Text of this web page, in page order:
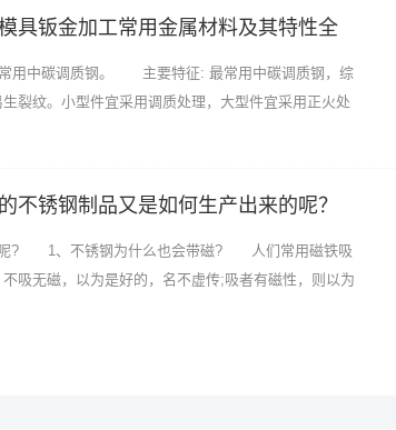
具钣金加工常用金属材料及其特性全
中碳调质钢。 主要特征: 最常用中碳调质钢，综
裂纹。小型件宜采用调质处理，大型件宜采用正火处
不锈钢制品又是如何生产出来的呢？
? 1、不锈钢为什么也会带磁? 人们常用磁铁吸
吸无磁，以为是好的，名不虚传;吸者有磁性，则以为